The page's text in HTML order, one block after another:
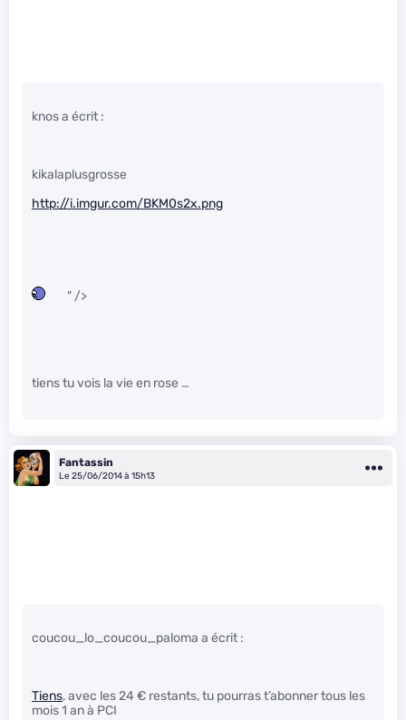
knos a écrit :
kikalaplusgrosse
http://i.imgur.com/BKM0s2x.png
" />
tiens tu vois la vie en rose …
Fantassin
Le 25/06/2014 à 15h13
coucou_lo_coucou_paloma a écrit :
Tiens, avec les 24 € restants, tu pourras t’abonner tous les
mois 1 an à PCI